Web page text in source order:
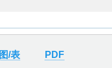
图/表 PDF